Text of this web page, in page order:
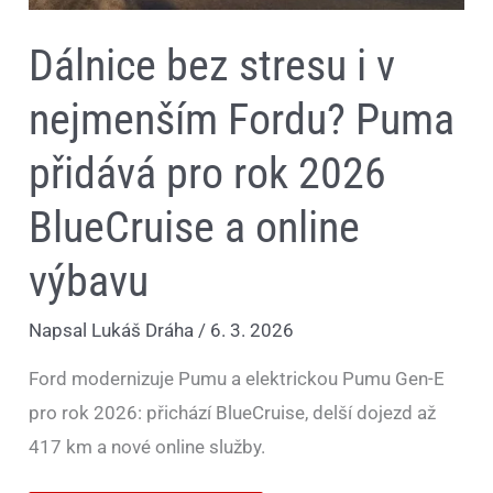
Dálnice bez stresu i v
nejmenším Fordu? Puma
přidává pro rok 2026
BlueCruise a online
výbavu
Napsal Lukáš Dráha / 6. 3. 2026
Ford modernizuje Pumu a elektrickou Pumu Gen-E
pro rok 2026: přichází BlueCruise, delší dojezd až
417 km a nové online služby.
a
výbavu